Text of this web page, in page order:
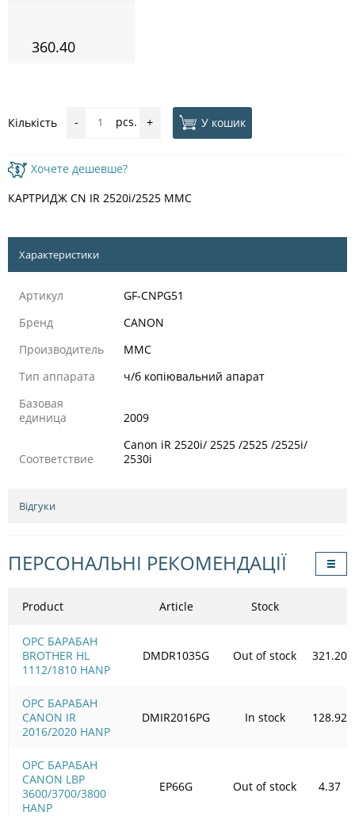
360.40
Кількість - pcs. + У кошик
Хочете дешевше?
КАРТРИДЖ CN IR 2520i/2525 MMC
Характеристики
Артикул
GF-CNPG51
Бренд
CANON
Производитель
MMC
Тип аппарата
ч/б копіювальний апарат
Базовая
единица
2009
Соответствие
Canon iR 2520i/ 2525 /2525 /2525i/
2530i
Відгуки
ПЕРСОНАЛЬНІ РЕКОМЕНДАЦІЇ
Product
OPC БАРАБАН
BROTHER HL
1112/1810 HANP
OPC БАРАБАН
CANON IR
2016/2020 HANP
OPC БАРАБАН
CANON LBP
3600/3700/3800
HANP
Article Stock
DMDR1035G Out of stock 321.20
DMIR2016PG In stock 128.92
EP66G Out of stock 4.37